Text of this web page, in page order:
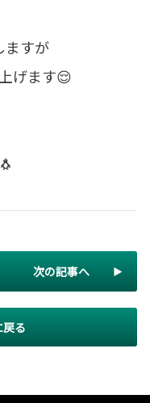
ますが
げます😌
る
次の記事へ